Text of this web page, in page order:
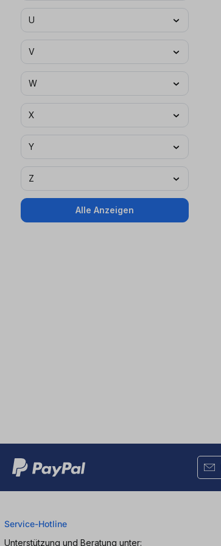
U
V
W
X
Y
Z
Alle Anzeigen
Service-Hotline
Unterstützung und Beratung unter: